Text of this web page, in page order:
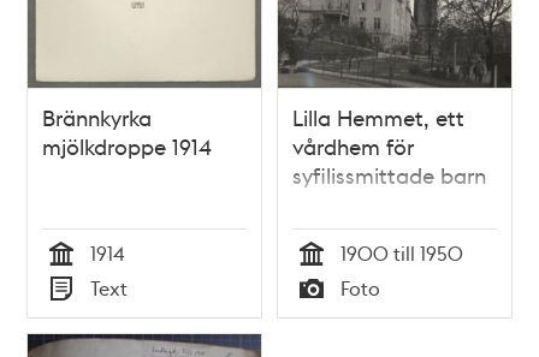
Brännkyrka
mjölkdroppe 1914
Tid
1914
Typ
Text
Lilla Hemmet, ett
vårdhem för
syfilissmittade barn
Tid
1900 till 1950
Typ
Foto